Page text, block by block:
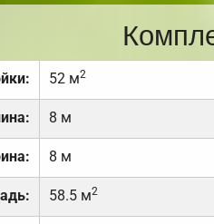
52 м2
8 м
8 м
58.5 м2